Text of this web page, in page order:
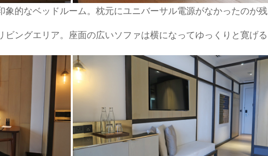
象的なベッドルーム。枕元にユニバーサル電源がなかったのが残
ビングエリア。座面の広いソファは横になってゆっくりと寛げる